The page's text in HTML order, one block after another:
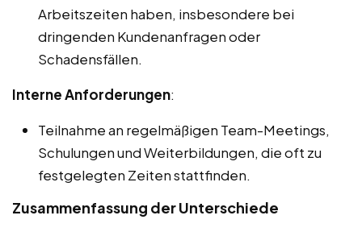
Arbeitszeiten haben, insbesondere bei
dringenden Kundenanfragen oder
Schadensfällen.
Interne Anforderungen:
Teilnahme an regelmäßigen Team-Meetings,
Schulungen und Weiterbildungen, die oft zu
festgelegten Zeiten stattfinden.
Zusammenfassung der Unterschiede